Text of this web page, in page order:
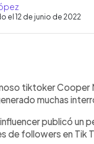
el 12 de junio de 2022
artículo
tiktoker Cooper
muchas
publicó un
de followers en Tik